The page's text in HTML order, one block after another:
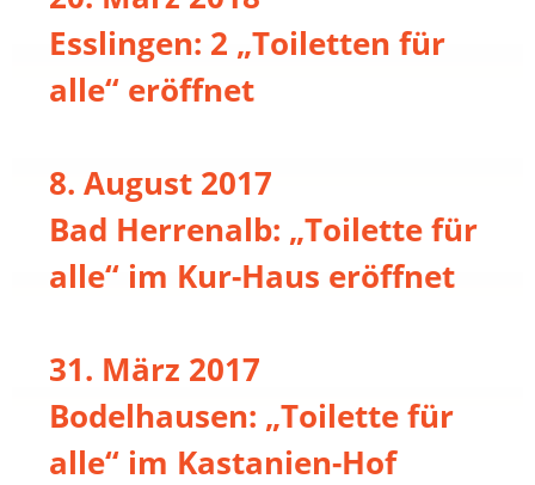
Esslingen: 2 „Toiletten für
alle“ eröffnet
8. August 2017
Bad Herrenalb: „Toilette für
alle“ im Kur-Haus eröffnet
31. März 2017
Bodelhausen: „Toilette für
alle“ im Kastanien-Hof